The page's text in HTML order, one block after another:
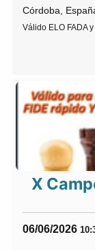
Córdoba,
Válido ELO FADA
X
06/06/2026